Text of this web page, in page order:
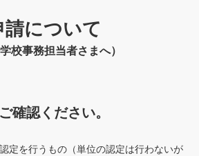
請について
学校事務担当者さまへ）
確認ください。
定を行うもの（単位の認定は行わないが